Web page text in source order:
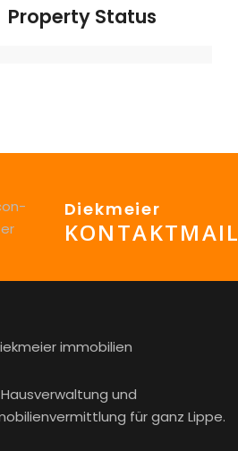
Property Status
Diekmeier
KONTAKTMAIL
und
für ganz Lippe.